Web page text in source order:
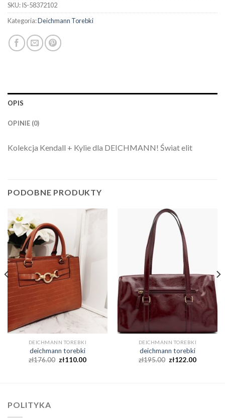
SKU:IS-58372102
Kategoria:Deichmann Torebki
OPIS
OPINIE (0)
Kolekcja Kendall + Kylie dla DEICHMANN! Świat elit
PODOBNE PRODUKTY
DEICHMANN TOREBKI
deichmann torebki
zł176.00 zł110.00
DEICHMANN TOREBKI
deichmann torebki
zł195.00 zł122.00
POLITYKA